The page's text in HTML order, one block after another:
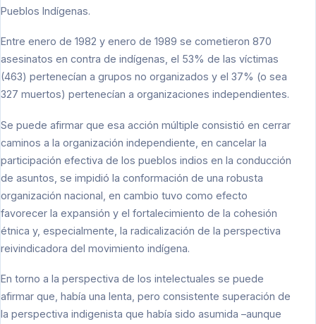
Pueblos Indígenas.
Entre enero de 1982 y enero de 1989 se cometieron 870
asesinatos en contra de indígenas, el 53% de las víctimas
(463) pertenecían a grupos no organizados y el 37% (o sea
327 muertos) pertenecían a organizaciones independientes.
Se puede afirmar que esa acción múltiple consistió en cerrar
caminos a la organización independiente, en cancelar la
participación efectiva de los pueblos indios en la conducción
de asuntos, se impidió la conformación de una robusta
organización nacional, en cambio tuvo como efecto
favorecer la expansión y el fortalecimiento de la cohesión
étnica y, especialmente, la radicalización de la perspectiva
reivindicadora del movimiento indígena.
En torno a la perspectiva de los intelectuales se puede
afirmar que, había una lenta, pero consistente superación de
la perspectiva indigenista que había sido asumida –aunque